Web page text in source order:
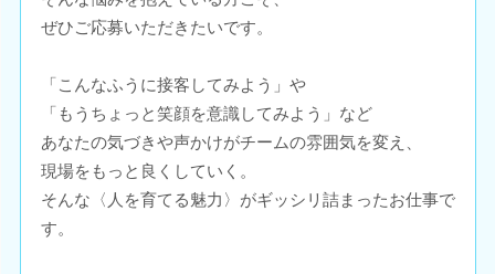
ぜひご応募いただきたいです。
「こんなふうに接客してみよう」や
「もうちょっと笑顔を意識してみよう」など
あなたの気づきや声かけがチームの雰囲気を変え、
現場をもっと良くしていく。
そんな〈人を育てる魅力〉がギッシリ詰まったお仕事で
す。